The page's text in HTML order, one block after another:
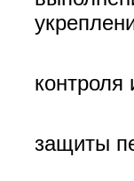
контроля
защиты